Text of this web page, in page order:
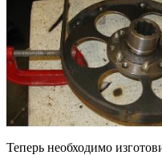
Теперь необходимо